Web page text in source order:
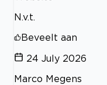
N.v.t.
Beveelt aan
24 July 2026
Marco Megens